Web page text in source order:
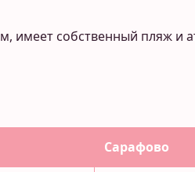
имеет собственный пляж и
Сарафово